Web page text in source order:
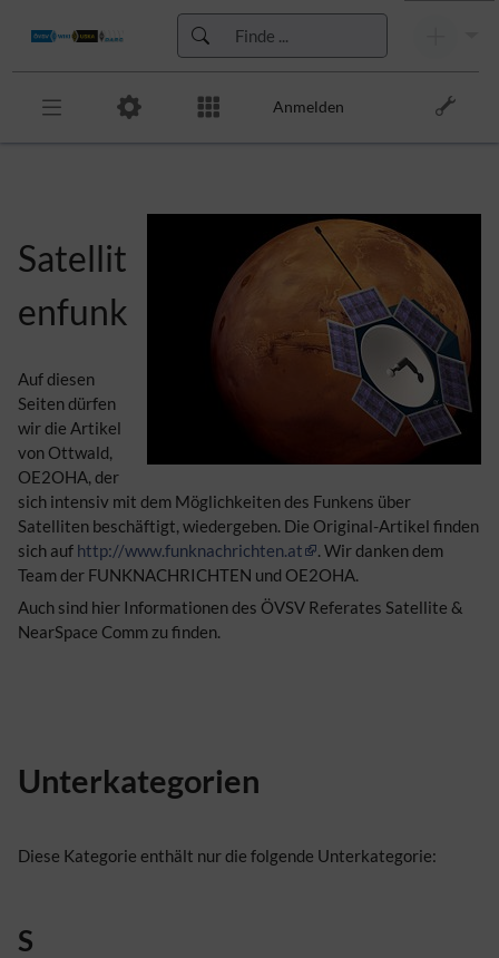
Anmelden
Satellit
enfunk
Auf diesen
Seiten dürfen
wir die Artikel
von Ottwald,
OE2OHA, der
sich intensiv mit dem Möglichkeiten des Funkens über
Satelliten beschäftigt, wiedergeben. Die Original-Artikel finden
sich auf http://www.funknachrichten.at
. Wir danken dem
Team der FUNKNACHRICHTEN und OE2OHA.
Auch sind hier Informationen des ÖVSV Referates Satellite &
NearSpace Comm zu finden.
Unterkategorien
Diese Kategorie enthält nur die folgende Unterkategorie:
S